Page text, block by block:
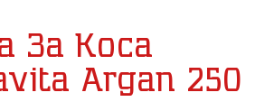
За Коса
Argan 250